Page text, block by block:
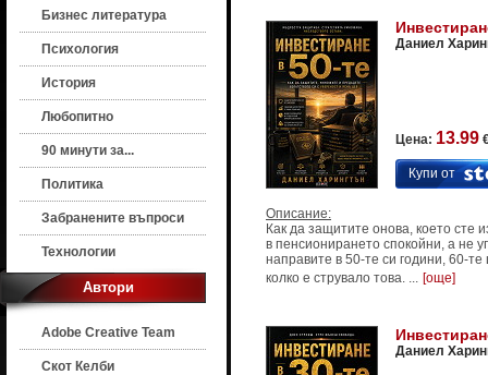
Бизнес литература
Психология
История
Любопитно
90 минути за...
Политика
Забранените въпроси
Технологии
Автори
Adobe Creative Team
Скот Келби
Даниел
Цена: 13.99
Купи от
Описание:
Как да защитите онова, което сте
в пенсионирането спокойни, а не
направите в 50-те си години, 60-
колко е струвало това. ... [още]
Даниел